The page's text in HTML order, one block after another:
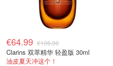
€64.99 €106.00
Clarins 双萃精华 轻盈版 30ml
油皮夏天冲这个！